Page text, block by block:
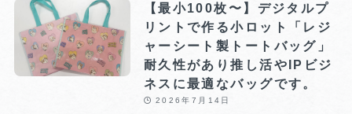
【最小100枚〜】デジタルプ
リントで作る小ロット「レジ
ャーシート製トートバッグ」
耐久性があり推し活やIPビジ
ネスに最適なバッグです。
2026年7月14日